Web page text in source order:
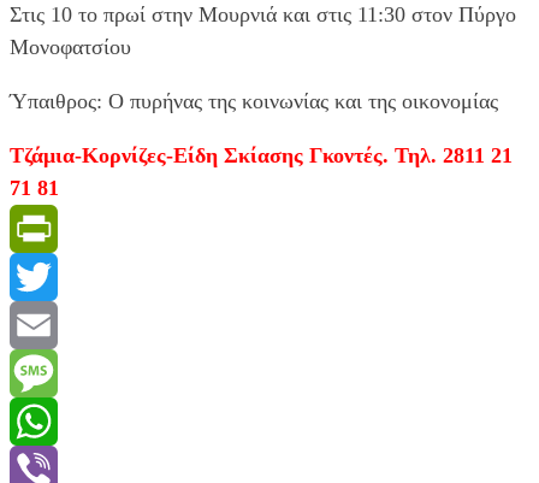
Στις 10 το πρωί στην Μουρνιά και στις 11:30 στον Πύργο
Μονοφατσίου
Ύπαιθρος: Ο πυρήνας της κοινωνίας και της οικονομίας
Τζάμια-Κορνίζες-Είδη Σκίασης Γκοντές. Τηλ. 2811 21
71 81
PrintFriendly
Twitter
Email
Message
WhatsApp